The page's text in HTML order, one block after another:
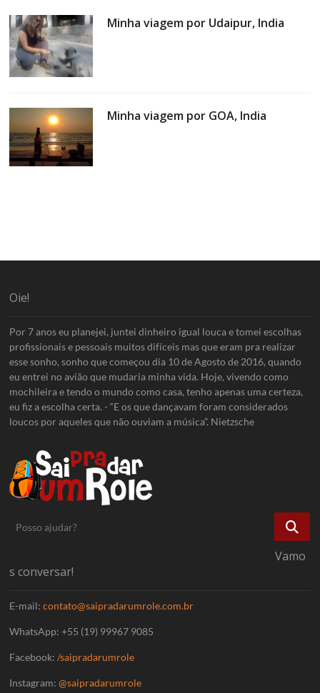
Minha viagem por Udaipur, India
Minha viagem por GOA, India
Oie!
Por 7 anos eu planejei, juntei dinheiro igual louca e tomei escolhas
profissionais e pessoais muitos difíceis mas que eram pra realizar
esse sonho, sonho que começou dia 10 de Agosto de 2016, quando
eu entrei no avião que mudaria minha vida. Hoje, vivendo como
mochileira e tendo o mundo como casa, tenho apenas uma certeza,
eu fiz a escolha certa. - “E os que dançavam foram considerados
loucos por aqueles que não ouviam a música”. Nietzsche
Posso
ajudar?
Vamo
s conversar!
E-mail:contato@saipradarumrole.com.br
WhatsApp: +55 (19) 99967 9085
Facebook:/saipradarumrole
Instagram:@saipradarumrole